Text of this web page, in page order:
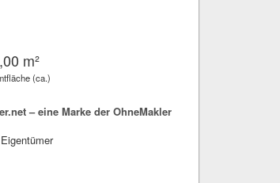
m²
(ca.)
– eine Marke der OhneMakler